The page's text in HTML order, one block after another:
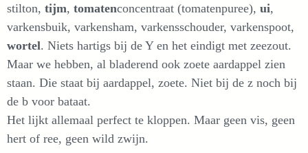
stilton, tijm, tomatenconcentraat (tomatenpuree), ui,
varkensbuik, varkensham, varkensschouder, varkenspoot,
wortel. Niets hartigs bij de Y en het eindigt met zeezout.
Maar we hebben, al bladerend ook zoete aardappel zien
staan. Die staat bij aardappel, zoete. Niet bij de z noch bij
de b voor bataat.
Het lijkt allemaal perfect te kloppen. Maar geen vis, geen
hert of ree, geen wild zwijn.